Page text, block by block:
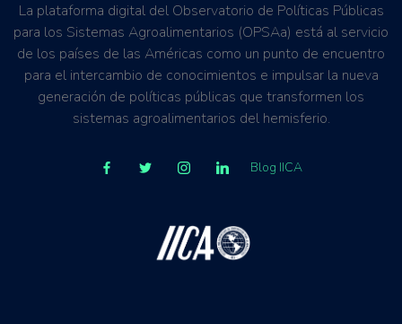
La plataforma digital del Observatorio de Políticas Públicas
para los Sistemas Agroalimentarios (OPSAa) está al servicio
de los países de las Américas como un punto de encuentro
para el intercambio de conocimientos e impulsar la nueva
generación de políticas públicas que transformen los
sistemas agroalimentarios del hemisferio.
Blog IICA